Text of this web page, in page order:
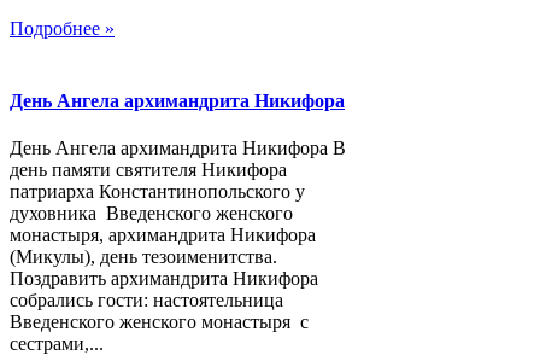
Подробнее »
День Ангела архимандрита Никифора
День Ангела архимандрита Никифора В
день памяти святителя Никифора
патриарха Константинопольского у
духовника Введенского женского
монастыря, архимандрита Никифора
(Микулы), день тезоименитства.
Поздравить архимандрита Никифора
собрались гости: настоятельница
Введенского женского монастыря с
сестрами,...